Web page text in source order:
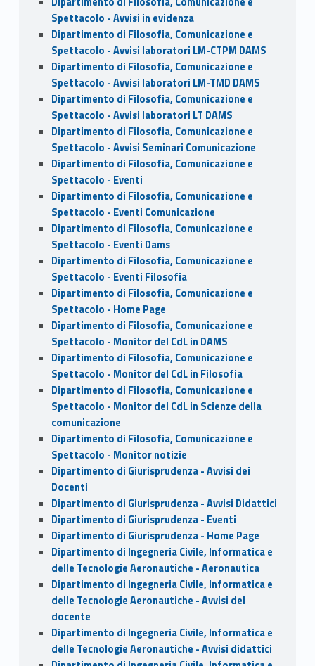
Spettacolo - Avvisi in evidenza
Dipartimento di Filosofia, Comunicazione e
Spettacolo - Avvisi laboratori LM-CTPM DAMS
Dipartimento di Filosofia, Comunicazione e
Spettacolo - Avvisi laboratori LM-TMD DAMS
Dipartimento di Filosofia, Comunicazione e
Spettacolo - Avvisi laboratori LT DAMS
Dipartimento di Filosofia, Comunicazione e
Spettacolo - Avvisi Seminari Comunicazione
Dipartimento di Filosofia, Comunicazione e
Spettacolo - Eventi
Dipartimento di Filosofia, Comunicazione e
Spettacolo - Eventi Comunicazione
Dipartimento di Filosofia, Comunicazione e
Spettacolo - Eventi Dams
Dipartimento di Filosofia, Comunicazione e
Spettacolo - Eventi Filosofia
Dipartimento di Filosofia, Comunicazione e
Spettacolo - Home Page
Dipartimento di Filosofia, Comunicazione e
Spettacolo - Monitor del CdL in DAMS
Dipartimento di Filosofia, Comunicazione e
Spettacolo - Monitor del CdL in Filosofia
Dipartimento di Filosofia, Comunicazione e
Spettacolo - Monitor del CdL in Scienze della
comunicazione
Dipartimento di Filosofia, Comunicazione e
Spettacolo - Monitor notizie
Dipartimento di Giurisprudenza - Avvisi dei
Docenti
Dipartimento di Giurisprudenza - Avvisi Didattici
Dipartimento di Giurisprudenza - Eventi
Dipartimento di Giurisprudenza - Home Page
Dipartimento di Ingegneria Civile, Informatica e
delle Tecnologie Aeronautiche - Aeronautica
Dipartimento di Ingegneria Civile, Informatica e
delle Tecnologie Aeronautiche - Avvisi del
docente
Dipartimento di Ingegneria Civile, Informatica e
delle Tecnologie Aeronautiche - Avvisi didattici